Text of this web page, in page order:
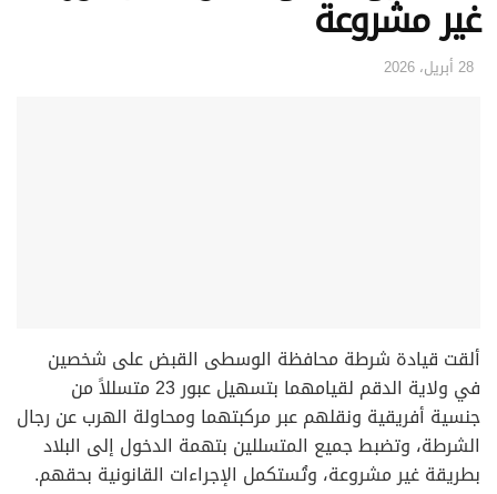
غير مشروعة
28 أبريل، 2026
‏ألقت قيادة شرطة محافظة الوسطى القبض على شخصين
في ولاية الدقم لقيامهما بتسهيل عبور 23 متسللاً من
جنسية أفريقية ونقلهم عبر مركبتهما ومحاولة الهرب عن رجال
الشرطة، وتضبط جميع المتسللين بتهمة الدخول إلى البلاد
بطريقة غير مشروعة، وتُستكمل الإجراءات القانونية بحقهم.